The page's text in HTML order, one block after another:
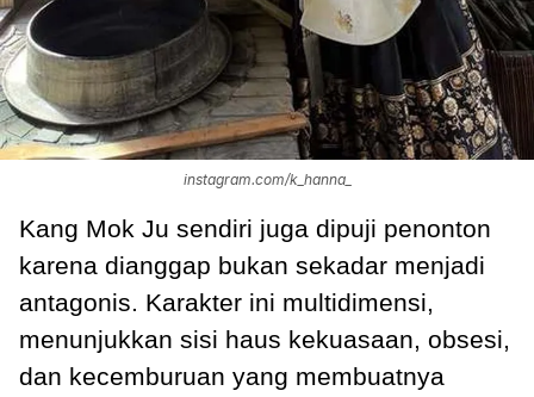
instagram.com/k_hanna_
Kang Mok Ju sendiri juga dipuji penonton
karena dianggap bukan sekadar menjadi
antagonis. Karakter ini multidimensi,
menunjukkan sisi haus kekuasaan, obsesi,
dan kecemburuan yang membuatnya